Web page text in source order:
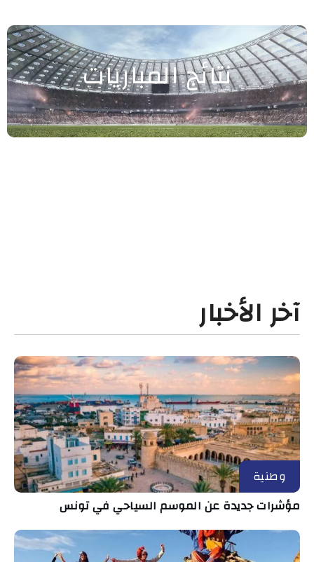
نتائج المباريات
آخر الأخبار
وطنية
مؤشرات جديدة عن الموسم السياحي في تونس